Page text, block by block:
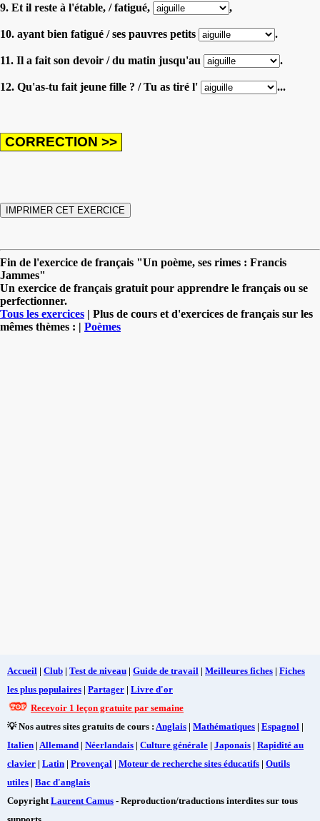
9. Et il reste à l'étable, / fatigué, ,
10. ayant bien fatigué / ses pauvres petits .
11. Il a fait son devoir / du matin jusqu'au .
12. Qu'as-tu fait jeune fille ? / Tu as tiré l' ...
Fin de l'exercice de français "Un poème, ses rimes : Francis
Jammes"
Un exercice de français gratuit pour apprendre le français ou se
perfectionner.
Tous les exercices | Plus de cours et d'exercices de français sur les
mêmes thèmes : | Poèmes
Accueil | Club | Test de niveau | Guide de travail | Meilleures fiches | Fiches
les plus populaires | Partager | Livre d'or
Recevoir 1 leçon gratuite par semaine
💡 Nos autres sites gratuits de cours : Anglais | Mathématiques | Espagnol |
Italien | Allemand | Néerlandais | Culture générale | Japonais | Rapidité au
clavier | Latin | Provençal | Moteur de recherche sites éducatifs | Outils
utiles | Bac d'anglais
Copyright Laurent Camus - Reproduction/traductions interdites sur tous